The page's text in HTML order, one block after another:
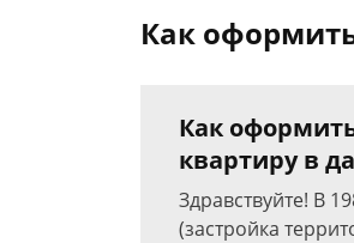
Как
Как
квартиру в
Здравствуйте! В
(застройка